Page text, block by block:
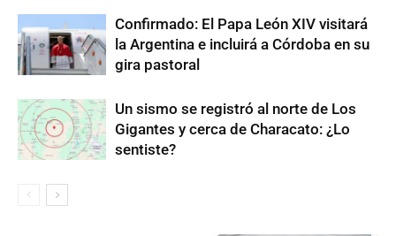
Confirmado: El Papa León XIV visitará
la Argentina e incluirá a Córdoba en su
gira pastoral
Un sismo se registró al norte de Los
Gigantes y cerca de Characato: ¿Lo
sentiste?